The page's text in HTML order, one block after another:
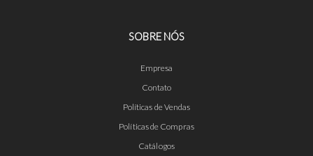
SOBRE NÓS
Empresa
Contato
Políticas de Vendas
Políticas de Compras
Catálogos